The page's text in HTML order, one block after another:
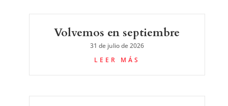
Volvemos en septiembre
31 de julio de 2026
LEER MÁS